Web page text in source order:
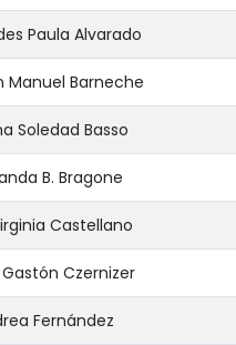
Paula Alvarado
Manuel Barneche
Soledad Basso
B. Bragone
Castellano
Czernizer
Fernández